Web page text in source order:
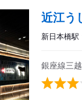
近江う
新日本橋
銀座線三